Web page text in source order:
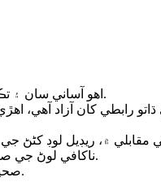
اهو آساني سان ۽ تڪڙو تڪڙو ٿي سگهي ٿو بغير مددگار اوزار.
ناکافي لوڻ جي صورت ۾ بهترين هنگامي ڪم ڪندڙ حالتون.
صحيح رواداري ۽ طول و عرض جي درستگي.